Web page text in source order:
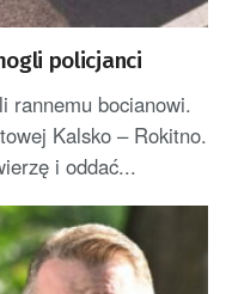
policjanci
rannemu bocianowi.
Kalsko – Rokitno.
i oddać...